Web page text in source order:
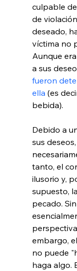
culpable
de
deseado,
víctima no
Aunque
a sus
fueron
ella (es
bebida).
Debido a
sus
tanto, el
ilusorio y,
supuesto,
pecado.
embargo,
no puede
haga algo.